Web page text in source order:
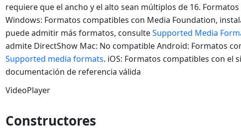
requiere que el ancho y el alto sean múltiplos de 16.
Windows: Formatos compatibles con Media Foundation,
puede admitir más formatos, consulteSupported Media
admite DirectShow Mac: No compatible Android: Formatos
Supported media formats. iOS: Formatos compatibles con el
documentación de referencia válida
VideoPlayer
Constructores